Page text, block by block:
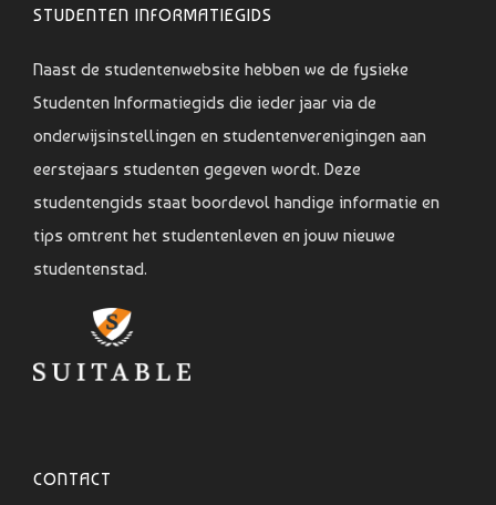
STUDENTEN INFORMATIEGIDS
Naast de studentenwebsite hebben we de fysieke
Studenten Informatiegids die ieder jaar via de
onderwijsinstellingen en studentenverenigingen aan
eerstejaars studenten gegeven wordt. Deze
studentengids staat boordevol handige informatie en
tips omtrent het studentenleven en jouw nieuwe
studentenstad.
CONTACT